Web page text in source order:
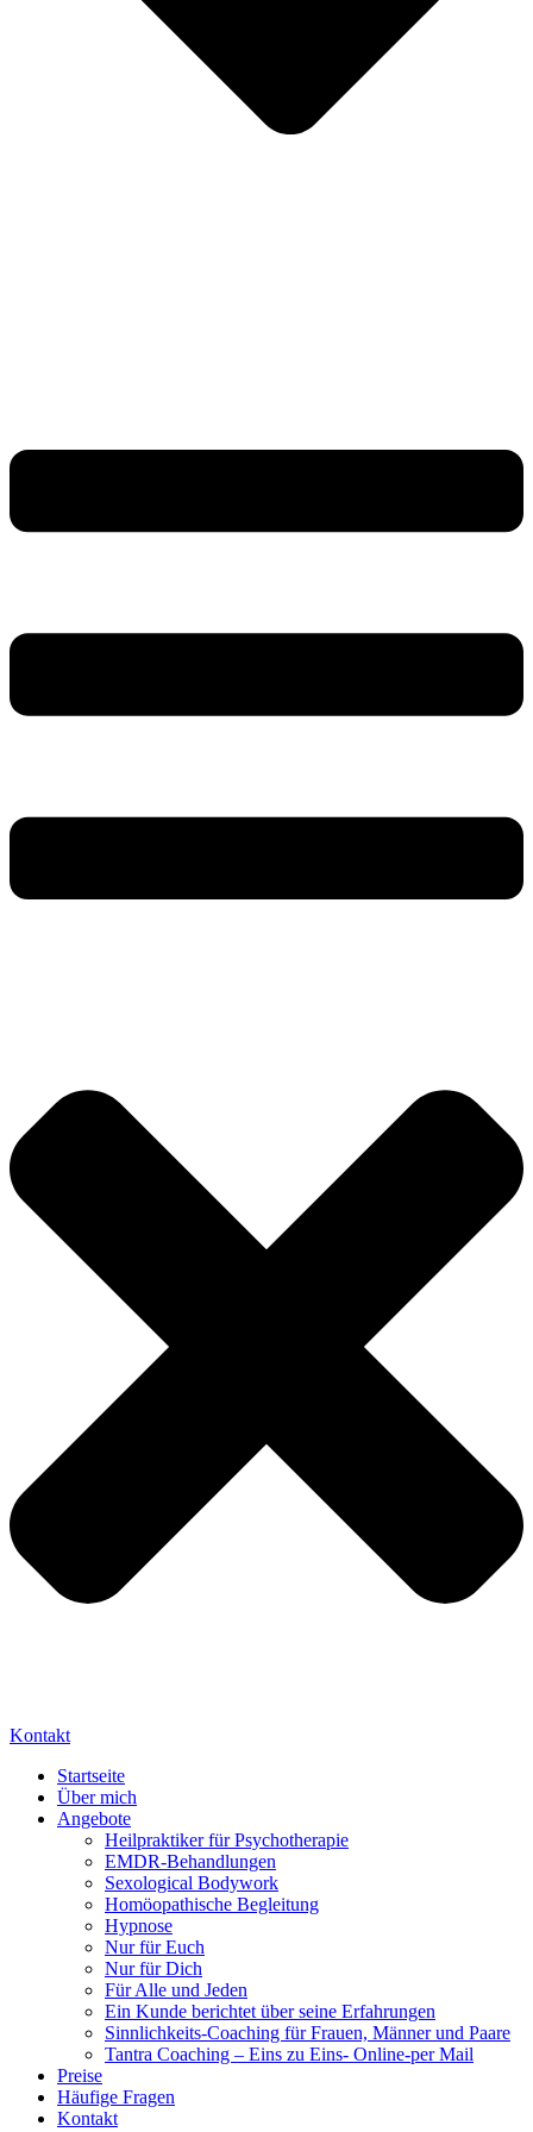
Kontakt
Startseite
Über mich
Angebote
Heilpraktiker für Psychotherapie
EMDR-Behandlungen
Sexological Bodywork
Homöopathische Begleitung
Hypnose
Nur für Euch
Nur für Dich
Für Alle und Jeden
Ein Kunde berichtet über seine Erfahrungen
Sinnlichkeits-Coaching für Frauen, Männer und Paare
Tantra Coaching – Eins zu Eins- Online-per Mail
Preise
Häufige Fragen
Kontakt